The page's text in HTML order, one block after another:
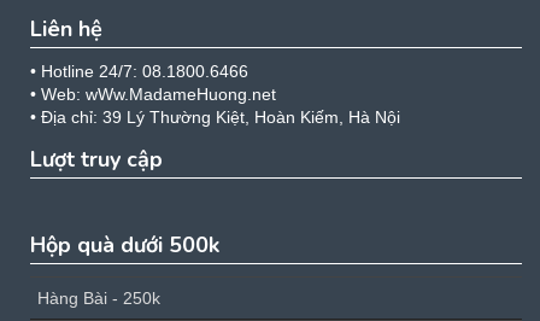
Liên hệ
• Hotline 24/7: 08.1800.6466
• Web: wWw.MadameHuong.net
• Địa chỉ: 39 Lý Thường Kiệt, Hoàn Kiếm, Hà Nội
Lượt truy cập
Hộp quà dưới 500k
Hàng Bài - 250k